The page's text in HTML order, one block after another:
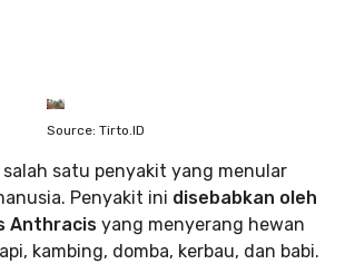
Source: Tirto.ID
satu penyakit yang menular
Penyakit ini disebabkan oleh
Anthracis yang menyerang hewan
kambing, domba, kerbau, dan babi.